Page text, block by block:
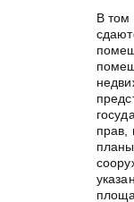
В том
прав,